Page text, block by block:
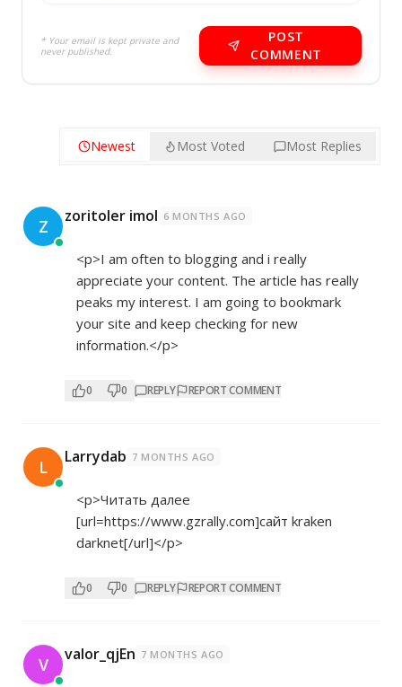
* Your email is kept private and
never published.
POST
COMMENT
Newest Most Voted Most Replies
Z zoritoler imol 6 MONTHS AGO
<p>I am often to blogging and i really
appreciate your content. The article has really
peaks my interest. I am going to bookmark
your site and keep checking for new
information.</p>
0 0 REPLY REPORT COMMENT
L Larrydab 7 MONTHS AGO
<p>Читать далее
[url=https://www.gzrally.com]сайт kraken
darknet[/url]</p>
0 0 REPLY REPORT COMMENT
V valor_qjEn 7 MONTHS AGO